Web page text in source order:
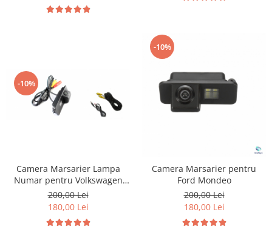
-10%
Camera Marsarier Lampa
Numar pentru Volkswagen
Golf 5
200,00 Lei
180,00 Lei
-10%
Camera Marsarier pentru
Ford Mondeo
200,00 Lei
180,00 Lei